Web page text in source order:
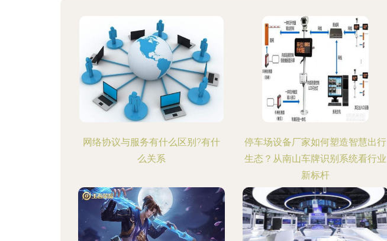
网络协议与服务有什么区别?有什
么关系
停车场设备厂家如何塑造智慧出行
生态？从南山车牌识别系统看行业
新标杆